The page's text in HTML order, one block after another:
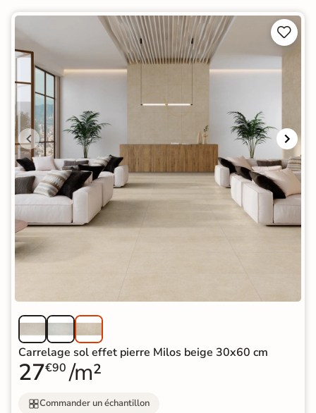


Carrelage sol effet pierre Milos beige 30x60 cm
27€90 /m²
Commander un échantillon